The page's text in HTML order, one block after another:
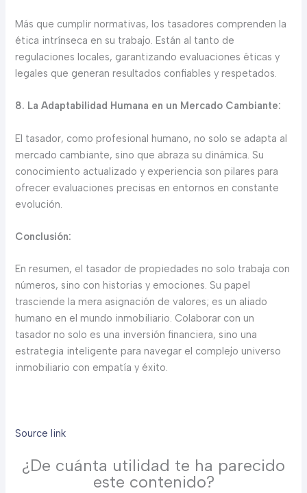
Más que cumplir normativas, los tasadores comprenden la
ética intrínseca en su trabajo. Están al tanto de
regulaciones locales, garantizando evaluaciones éticas y
legales que generan resultados confiables y respetados.
8. La Adaptabilidad Humana en un Mercado Cambiante:
El tasador, como profesional humano, no solo se adapta al
mercado cambiante, sino que abraza su dinámica. Su
conocimiento actualizado y experiencia son pilares para
ofrecer evaluaciones precisas en entornos en constante
evolución.
Conclusión:
En resumen, el tasador de propiedades no solo trabaja con
números, sino con historias y emociones. Su papel
trasciende la mera asignación de valores; es un aliado
humano en el mundo inmobiliario. Colaborar con un
tasador no solo es una inversión financiera, sino una
estrategia inteligente para navegar el complejo universo
inmobiliario con empatía y éxito.
Source link
¿De cuánta utilidad te ha parecido
este contenido?